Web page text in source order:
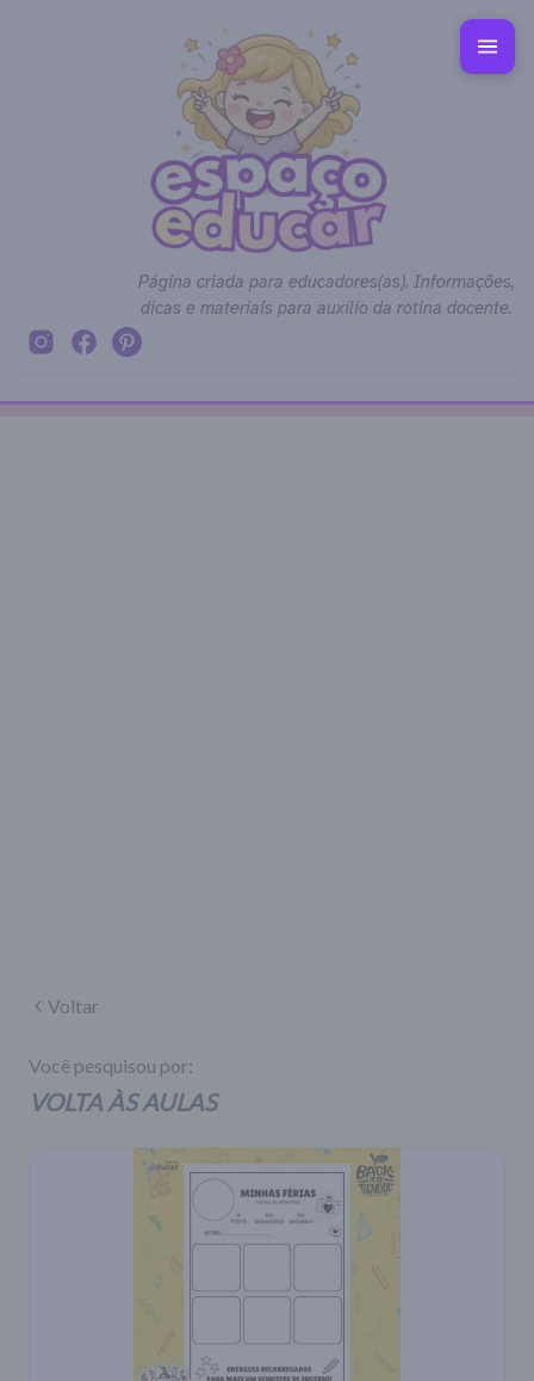
Página criada para educadores(as). Informações,
dicas e materiais para auxílio da rotina docente.
Voltar
Você pesquisou por:
VOLTA ÀS AULAS